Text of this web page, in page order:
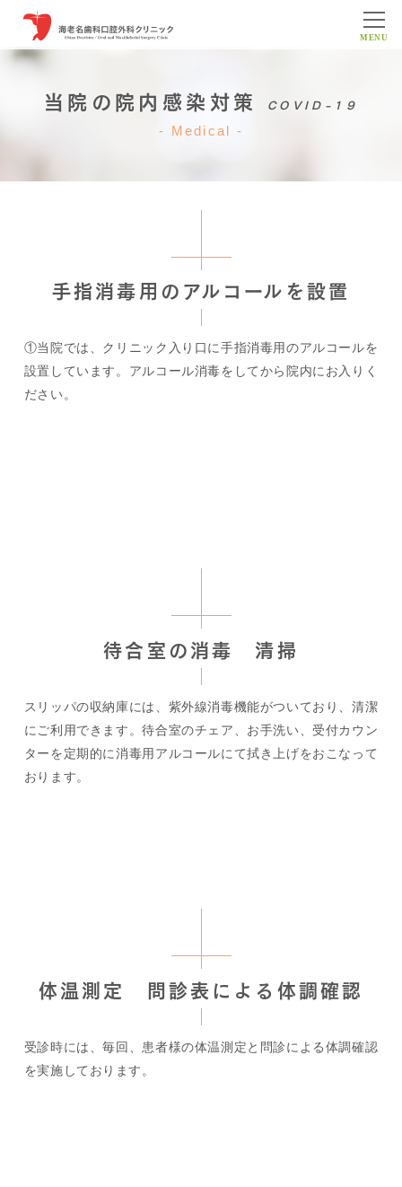
MENU
当院の院内感染対策 COVID-19
Medical
手指消毒用のアルコールを設置
①当院では、クリニック入り口に手指消毒用のアルコールを
設置しています。アルコール消毒をしてから院内にお入りく
ださい。
待合室の消毒 清掃
スリッパの収納庫には、紫外線消毒機能がついており、清潔
にご利用できます。待合室のチェア、お手洗い、受付カウン
ターを定期的に消毒用アルコールにて拭き上げをおこなって
おります。
体温測定 問診表による体調確認
受診時には、毎回、患者様の体温測定と問診による体調確認
を実施しております。